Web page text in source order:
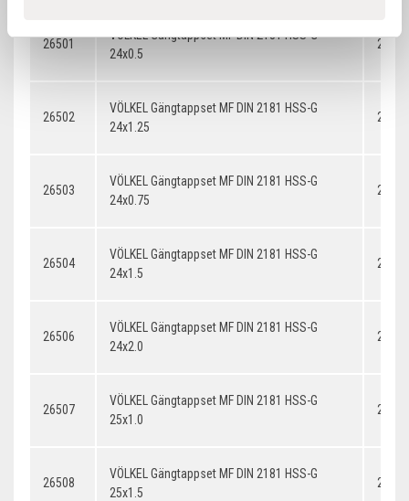
26501
VÖLKEL Gängtappset MF DIN 2181 HSS-G
24x0.5
26502
VÖLKEL Gängtappset MF DIN 2181 HSS-G
24x1.25
26503
VÖLKEL Gängtappset MF DIN 2181 HSS-G
24x0.75
26504
VÖLKEL Gängtappset MF DIN 2181 HSS-G
24x1.5
26506
VÖLKEL Gängtappset MF DIN 2181 HSS-G
24x2.0
26507
VÖLKEL Gängtappset MF DIN 2181 HSS-G
25x1.0
26508
VÖLKEL Gängtappset MF DIN 2181 HSS-G
25x1.5